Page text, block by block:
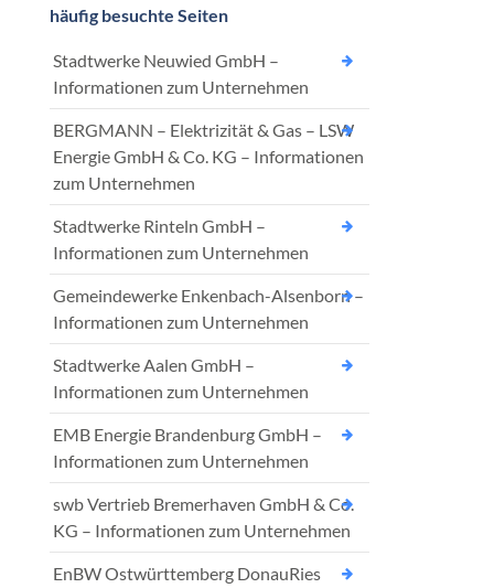
häufig besuchte Seiten
Stadtwerke Neuwied GmbH –
Informationen zum Unternehmen
BERGMANN – Elektrizität & Gas – LSW
Energie GmbH & Co. KG – Informationen
zum Unternehmen
Stadtwerke Rinteln GmbH –
Informationen zum Unternehmen
Gemeindewerke Enkenbach-Alsenborn –
Informationen zum Unternehmen
Stadtwerke Aalen GmbH –
Informationen zum Unternehmen
EMB Energie Brandenburg GmbH –
Informationen zum Unternehmen
swb Vertrieb Bremerhaven GmbH & Co.
KG – Informationen zum Unternehmen
EnBW Ostwürttemberg DonauRies